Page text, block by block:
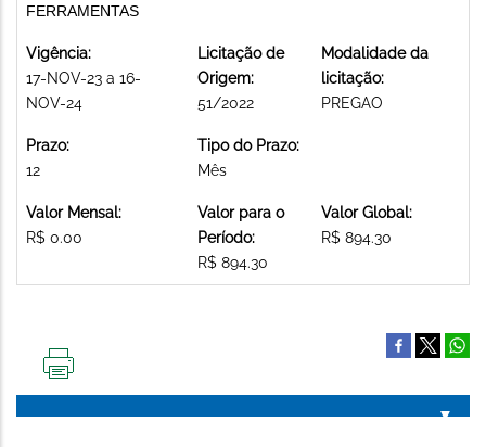
FERRAMENTAS
Vigência:
17-NOV-23 a 16-
NOV-24
Licitação de
Origem:
51/2022
Modalidade da
licitação:
PREGAO
Prazo:
12
Tipo do Prazo:
Mês
Valor Mensal:
R$ 0.00
Valor para o
Período:
R$ 894.30
Valor Global:
R$ 894.30
PÁGINA